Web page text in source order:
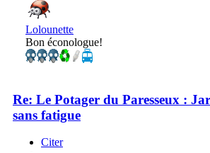
Lolounette
Bon éconologue!
Re: Le Potager du Paresseux :
sans fatigue
Citer